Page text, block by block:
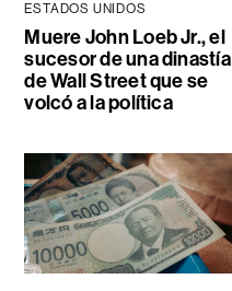
ESTADOS UNIDOS
Muere John Loeb Jr., el
sucesor de una dinastía
de Wall Street que se
volcó a la política